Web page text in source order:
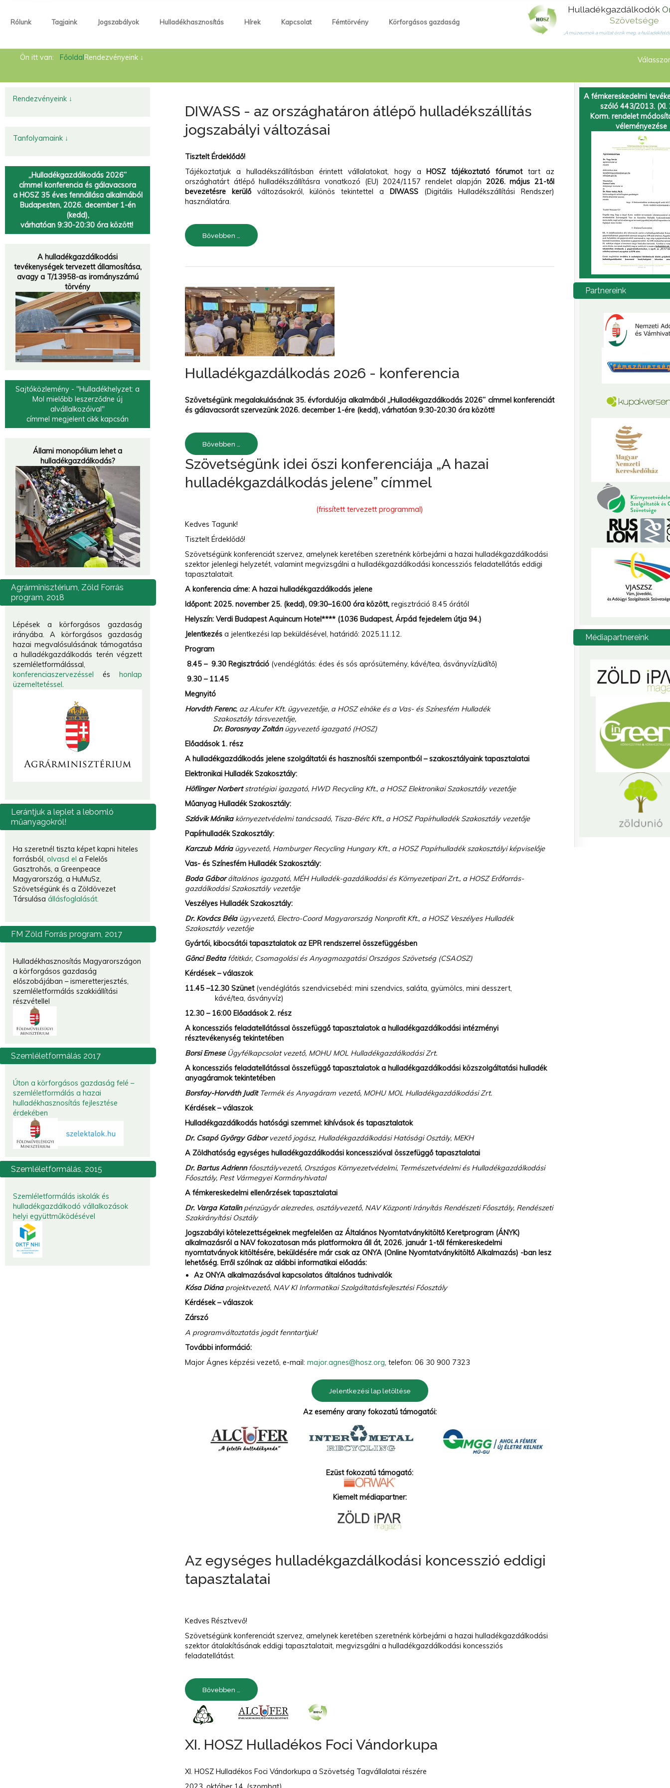
Rólunk
Hírek
Fémtörvény
Körforgásos gazdaság
OrszágosSzövetsége
„A múzeumok a múltat őrzik meg, a hulladékfeldolgozók a jövőt.
Hulladékgazdálkodók
Szövetsége
„A múzeumok a múltat őrzik meg, a
Rólunk Tagjaink Jogszabályok Hulladékhasznosítás Hírek Kapcsolat Fémtörvény Körforgásos gazdaság
Ön itt van: FőoldalRendezvényeink ↓
DIWASS - az országhatáron átlépő hulladékszállítás
jogszabályi változásai
Tisztelt Érdeklődő!
Tájékoztatjuk a hulladékszállításban érintett vállalatokat, hogy a HOSZtájékoztató fórumottart az
országhatárt átlépő hulladékszállításra vonatkozó (EU) 2024/1157 rendelet alapján 2026. május 21-től
bevezetésre kerülőváltozásokról, különös tekintettel a DIWASS(Digitális Hulladékszállítási Rendszer)
használatára.
Bővebben …
Hulladékgazdálkodás 2026 - konferencia
Szövetségünk megalakulásának 35. évfordulója alkalmából „Hulladékgazdálkodás 2026” címmel konferenciát
és gálavacsorát szervezünk 2026. december 1-ére (kedd), várhatóan 9:30-20:30 óra között!
Bővebben …
Szövetségünk idei őszi konferenciája „A hazai
hulladékgazdálkodás jelene” címmel
(frissített tervezett programmal)
Kedves Tagunk!
Tisztelt Érdeklődő!
Szövetségünk konferenciát szervez, amelynek keretében szeretnénk körbejárni a hazai hulladékgazdálkodási
szektor jelenlegi helyzetét, valamint megvizsgálni a hulladékgazdálkodási koncessziós feladatellátás eddigi
tapasztalatait.
A konferencia címe:A hazai hulladékgazdálkodás jelene
Időpont: 2025. november 25. (kedd), 09:30–16:00 óra között,regisztráció 8.45 órától
Helyszín: Verdi Budapest Aquincum Hotel**** (1036 Budapest, Árpád fejedelem útja 94.)
Jelentkezés a jelentkezési lap beküldésével, határidő: 2025.11.12.
Program
8.45 – 9.30 Regisztráció (vendéglátás: édes és sós aprósütemény, kávé/tea, ásványvíz/üdítő)
9.30 – 11.45
Megnyitó
Horváth Ferenc, az Alcufer Kft. ügyvezetője, a HOSZ elnöke és a Vas- és Színesfém Hulladék
Szakosztály társvezetője,
Dr. Borosnyay Zoltánügyvezető igazgató (HOSZ)
Előadások 1. rész
A hulladékgazdálkodás jelene szolgáltatói és hasznosítói szempontból – szakosztályaink tapasztalatai
Elektronikai Hulladék Szakosztály:
Höflinger Norbertstratégiai igazgató, HWD Recycling Kft., a HOSZ Elektronikai Szakosztály vezetője
Műanyag Hulladék Szakosztály:
Szlávik Mónika környezetvédelmi tanácsadó, Tisza-Bérc Kft., a HOSZ Papírhulladék Szakosztály vezetője
Papírhulladék Szakosztály:
Karczub Mária ügyvezető, Hamburger Recycling Hungary Kft., a HOSZ Papírhulladék szakosztályi képviselője
Vas- és Színesfém Hulladék Szakosztály:
Boda Gáboráltalános igazgató, MÉH Hulladék-gazdálkodási és Környezetipari Zrt., a HOSZ Erőforrás-
gazdálkodási Szakosztály vezetője
Veszélyes Hulladék Szakosztály:
Dr. Kovács Béla ügyvezető, Electro-Coord Magyarország Nonprofit Kft., a HOSZ Veszélyes Hulladék
Szakosztály vezetője
Gyártói, kibocsátói tapasztalatok az EPR rendszerrel összefüggésben
Gönci Beáta főtitkár, Csomagolási és Anyagmozgatási Országos Szövetség (CSAOSZ)
Kérdések – válaszok
11.45 –12.30 Szünet (vendéglátás szendvicsebéd: mini szendvics, saláta, gyümölcs, mini desszert,
kávé/tea, ásványvíz)
12.30 – 16:00 Előadások 2. rész
A koncessziós feladatellátással összefüggő tapasztalatok a hulladékgazdálkodási intézményi
résztevékenység tekintetében
Borsi Emese Ügyfélkapcsolat vezető, MOHU MOL Hulladékgazdálkodási Zrt.
A koncessziós feladatellátással összefüggő tapasztalatok a hulladékgazdálkodási közszolgáltatási hulladék
anyagáramok tekintetében
Borsfay-Horváth Judit Termék és Anyagáram vezető, MOHU MOL Hulladékgazdálkodási Zrt.
Kérdések – válaszok
Hulladékgazdálkodás hatósági szemmel: kihívások és tapasztalatok
Dr. Csapó György Gábor vezető jogász, Hulladékgazdálkodási Hatósági Osztály, MEKH
A Zöldhatóság egységes hulladékgazdálkodási koncesszióval összefüggő tapasztalatai
Dr. Bartus Adriennfőosztályvezető, Országos Környezetvédelmi, Természetvédelmi és Hulladékgazdálkodási
Főosztály, Pest Vármegyei Kormányhivatal
A fémkereskedelmi ellenőrzések tapasztalatai
Dr. Varga Katalinpénzügyőr alezredes, osztályvezető, NAV Központi Irányítás Rendészeti Főosztály, Rendészeti
Szakirányítási Osztály
Jogszabályi kötelezettségeknek megfelelően az Általános Nyomtatványkitöltő Keretprogram (ÁNYK)
alkalmazásról a NAV fokozatosan más platformokra áll át, 2026. január 1-től fémkereskedelmi
nyomtatványok kitöltésére, beküldésére már csak az ONYA (Online Nyomtatványkitöltő Alkalmazás) -ban lesz
lehetőség. Erről szólnak az alábbi informatikai előadás:
Az ONYA alkalmazásával kapcsolatos általános tudnivalók
Kósa Diána projektvezető, NAV KI Informatikai Szolgáltatásfejlesztési Főosztály
Kérdések – válaszok
Zárszó
A programváltoztatás jogát fenntartjuk!
További információ:
Major Ágnes képzési vezető, e-mail:major.agnes@hosz.org, telefon: 06 30 900 7323
Jelentkezési lap letöltése
Az esemény arany fokozatú támogatói:
Ezüst fokozatú támogató:
Kiemelt médiapartner:
Az egységes hulladékgazdálkodási koncesszió eddigi
tapasztalatai
Kedves Résztvevő!
Szövetségünk konferenciát szervez, amelynek keretében szeretnénk körbejárni a hazai hulladékgazdálkodási
szektor átalakításának eddigi tapasztalatait, megvizsgálni a hulladékgazdálkodási koncessziós
feladatellátást.
Bővebben …
XI. HOSZ Hulladékos Foci Vándorkupa
XI. HOSZ Hulladékos Foci Vándorkupa a Szövetség Tagvállalatai részére
Rendezvényeink ↓
Tanfolyamaink ↓
„Hulladékgazdálkodás 2026”
címmel konferencia és gálavacsora
a HOSZ 35 éves fennállása alkalmából
Budapesten, 2026. december 1-én
(kedd),
várhatóan 9:30-20:30 óra között!
A hulladékgazdálkodási
tevékenységek tervezett államosítása,
avagy a T/13958-as irományszámú
törvény
Sajtóközlemény - "Hulladékhelyzet: a
Mol mielőbb leszerződne új
alvállalkozóival"
címmel megjelent cikk kapcsán
Állami monopólium lehet a
hulladékgazdálkodás?
Agrárminisztérium, Zöld Forrás
program, 2018
Lépések a körforgásos gazdaság
irányába. A körforgásos gazdaság
hazai megvalósulásának támogatása
a hulladékgazdálkodás terén végzett
szemléletformálással,
konferenciaszervezéssel éshonlap
üzemeltetéssel.
Lerántjuk a leplet a lebomló
műanyagokról!
Ha szeretnél tiszta képet kapni hiteles
forrásból, olvasd el a Felelős
Gasztrohős, a Greenpeace
Magyarország, a HuMuSz,
Szövetségünk és a Zöldövezet
Társulása állásfoglalását.
FM Zöld Forrás program, 2017
Hulladékhasznosítás Magyarországon
a körforgásos gazdaság
előszobájában – ismeretterjesztés,
szemléletformálás szakkiállítási
részvétellel
Szemléletformálás 2017
Úton a körforgásos gazdaság felé –
szemléletformálás a hazai
hulladékhasznosítás fejlesztése
érdekében
Szemléletformálás, 2015
Szemléletformálás iskolák és
hulladékgazdálkodó vállalkozások
helyi együttműködésével
A fémkereskedelmi
szóló 443/2013. (XI.
Korm. rendelet
véleményezése
Partnereink
Médiapartnereink